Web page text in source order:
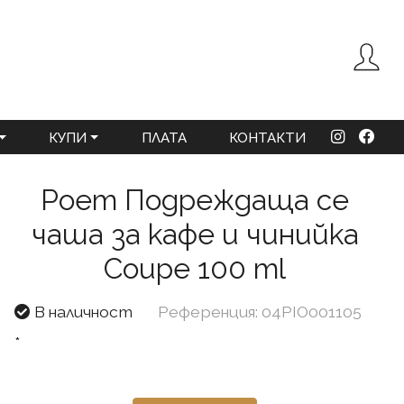
КУПИ ПЛАТА КОНТАКТИ
Poem Подреждаща се
чаша за кафе и чинийка
Coupe 100 ml
В наличност
Референция: 04PIO001105
*